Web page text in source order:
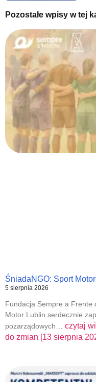
Pozostałe wpisy w tej
ŚniadaNGO: Sport
5 sierpnia 2026
Fundacja Sempre a Frente
Motor Lublin serdecznie
pozarządowych… czytaj
do zmian [13 sierpnia